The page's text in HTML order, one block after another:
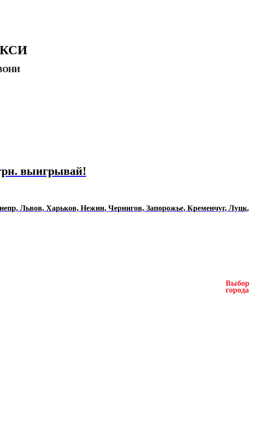
Выбор
города
выигрывай!
Львов, Харьков, Нежин, Чернигов, Запорожье, Кременчуг, Луцк,